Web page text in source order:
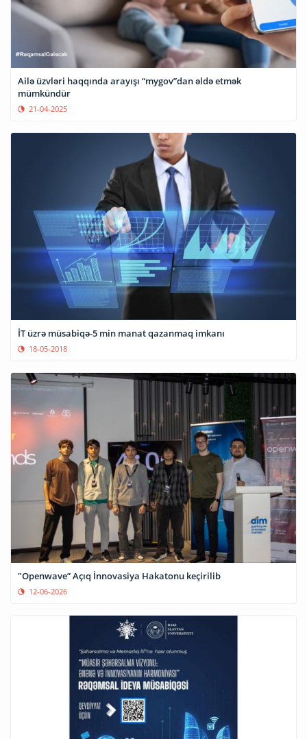
Ailə üzvləri haqqında arayışı “mygov”dan əldə etmək
mümkündür
21-04-2025
İT üzrə müsabiqə-5 min manat qazanmaq imkanı
18-05-2018
"Openwave” Açıq İnnovasiya Hakatonu keçirilib
12-06-2026